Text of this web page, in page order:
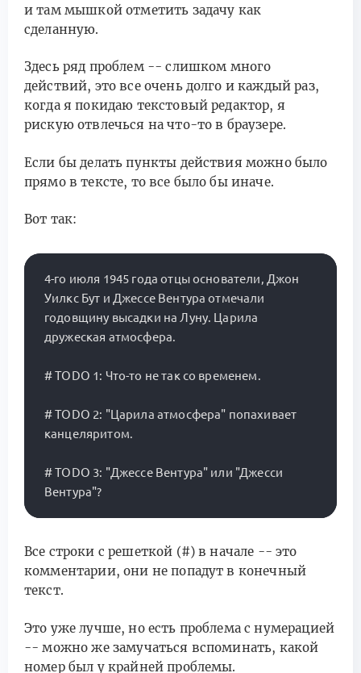
и там мышкой отметить задачу как
сделанную.
Здесь ряд проблем -- слишком много
действий, это все очень долго и каждый раз,
когда я покидаю текстовый редактор, я
рискую отвлечься на что-то в браузере.
Если бы делать пункты действия можно было
прямо в тексте, то все было бы иначе.
Вот так:
4-го июля 1945 года отцы основатели, Джон
Уилкс Бут и Джессе Вентура отмечали
годовщину высадки на Луну. Царила
дружеская атмосфера.
# TODO 1: Что-то не так со временем.
# TODO 2: "Царила атмосфера" попахивает
канцеляритом.
# TODO 3: "Джессе Вентура" или "Джесси
Все строки с решеткой (#) в начале -- это
комментарии, они не попадут в конечный
текст.
Это уже лучше, но есть проблема с нумерацией
-- можно же замучаться вспоминать, какой
номер был у крайней проблемы.